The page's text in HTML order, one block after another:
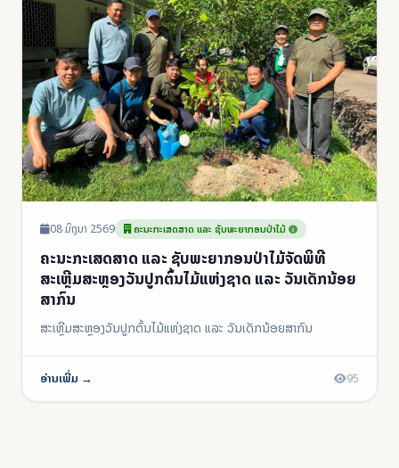
08 ມິຖຸນາ 2569 ຄະນະກະເສດສາດ ແລະ ຊັບພະຍາກອນປ່າໄມ້
ຄະນະກະເສດສາດ ແລະ ຊັບພະຍາກອນປ່າໄມ້ຈັດພິທີ
ສະເຫຼີມສະຫຼອງວັນປູກຕົ້ນໄມ້ແຫ່ງຊາດ ແລະ ວັນເດັກນ້ອຍ
ສາກົນ
ສະເຫຼີມສະຫຼອງວັນປູກຕົ້ນໄມ້ແຫ່ງຊາດ ແລະ ວັນເດັກນ້ອຍສາກົນ
ອ່ານເພີ່ມ → 95